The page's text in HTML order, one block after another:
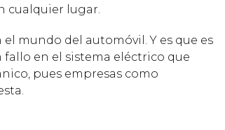
cualquier lugar.
mundo del automóvil. Y es que es
en el sistema eléctrico que
pues empresas como